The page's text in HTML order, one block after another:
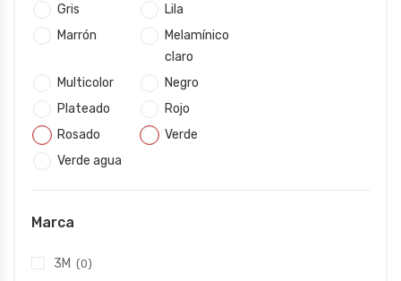
Gris
Lila
Marrón
Melamínico
claro
Multicolor
Negro
Plateado
Rojo
Rosado
Verde
Verde agua
Marca
3M (0)